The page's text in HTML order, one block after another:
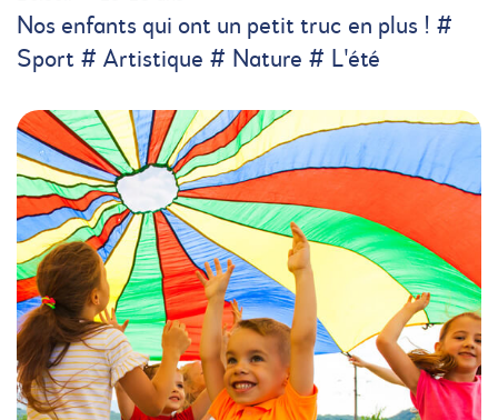
Nos enfants qui ont un petit truc en plus ! #
Sport # Artistique # Nature # L'été